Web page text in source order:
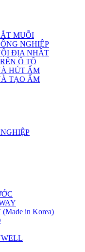
MUỖI
NGHIỆP
ĐỊA NHẬT
Ô TÔ
HÚT ẨM
TẠO ẨM
in Korea)